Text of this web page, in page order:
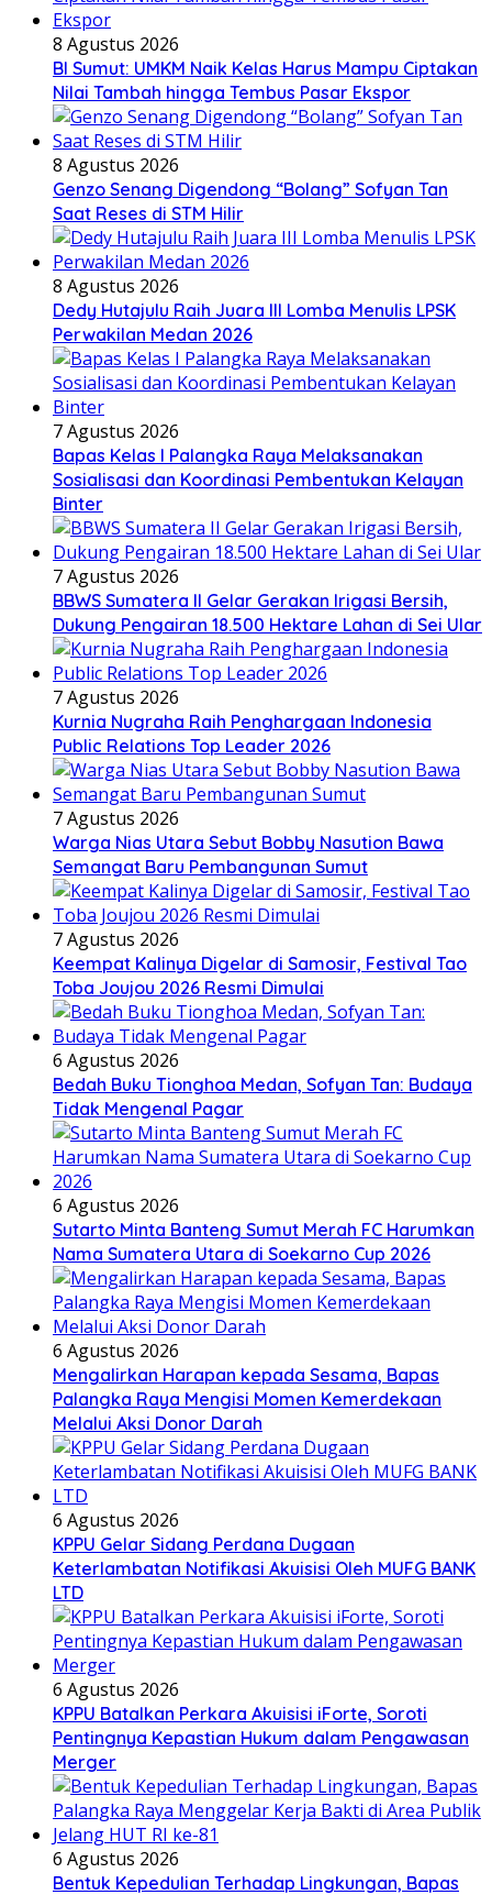
8 Agustus 2026
BI Sumut: UMKM Naik Kelas Harus Mampu Ciptakan
Nilai Tambah hingga Tembus Pasar Ekspor
8 Agustus 2026
Genzo Senang Digendong “Bolang” Sofyan Tan
Saat Reses di STM Hilir
8 Agustus 2026
Dedy Hutajulu Raih Juara III Lomba Menulis LPSK
Perwakilan Medan 2026
7 Agustus 2026
Bapas Kelas I Palangka Raya Melaksanakan
Sosialisasi dan Koordinasi Pembentukan Kelayan
Binter
7 Agustus 2026
BBWS Sumatera II Gelar Gerakan Irigasi Bersih,
Dukung Pengairan 18.500 Hektare Lahan di Sei Ular
7 Agustus 2026
Kurnia Nugraha Raih Penghargaan Indonesia
Public Relations Top Leader 2026
7 Agustus 2026
Warga Nias Utara Sebut Bobby Nasution Bawa
Semangat Baru Pembangunan Sumut
7 Agustus 2026
Keempat Kalinya Digelar di Samosir, Festival Tao
Toba Joujou 2026 Resmi Dimulai
6 Agustus 2026
Bedah Buku Tionghoa Medan, Sofyan Tan: Budaya
Tidak Mengenal Pagar
6 Agustus 2026
Sutarto Minta Banteng Sumut Merah FC Harumkan
Nama Sumatera Utara di Soekarno Cup 2026
6 Agustus 2026
Mengalirkan Harapan kepada Sesama, Bapas
Palangka Raya Mengisi Momen Kemerdekaan
Melalui Aksi Donor Darah
6 Agustus 2026
KPPU Gelar Sidang Perdana Dugaan
Keterlambatan Notifikasi Akuisisi Oleh MUFG BANK
LTD
6 Agustus 2026
KPPU Batalkan Perkara Akuisisi iForte, Soroti
Pentingnya Kepastian Hukum dalam Pengawasan
Merger
6 Agustus 2026
Bentuk Kepedulian Terhadap Lingkungan, Bapas